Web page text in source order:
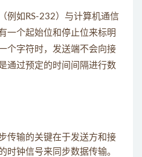
例如RS-232）与计算机通信
一个起始位和停止位来标明
个字符时，发送端不会向接
通过预定的时间间隔进行数
传输的关键在于发送方和接
时钟信号来同步数据传输。